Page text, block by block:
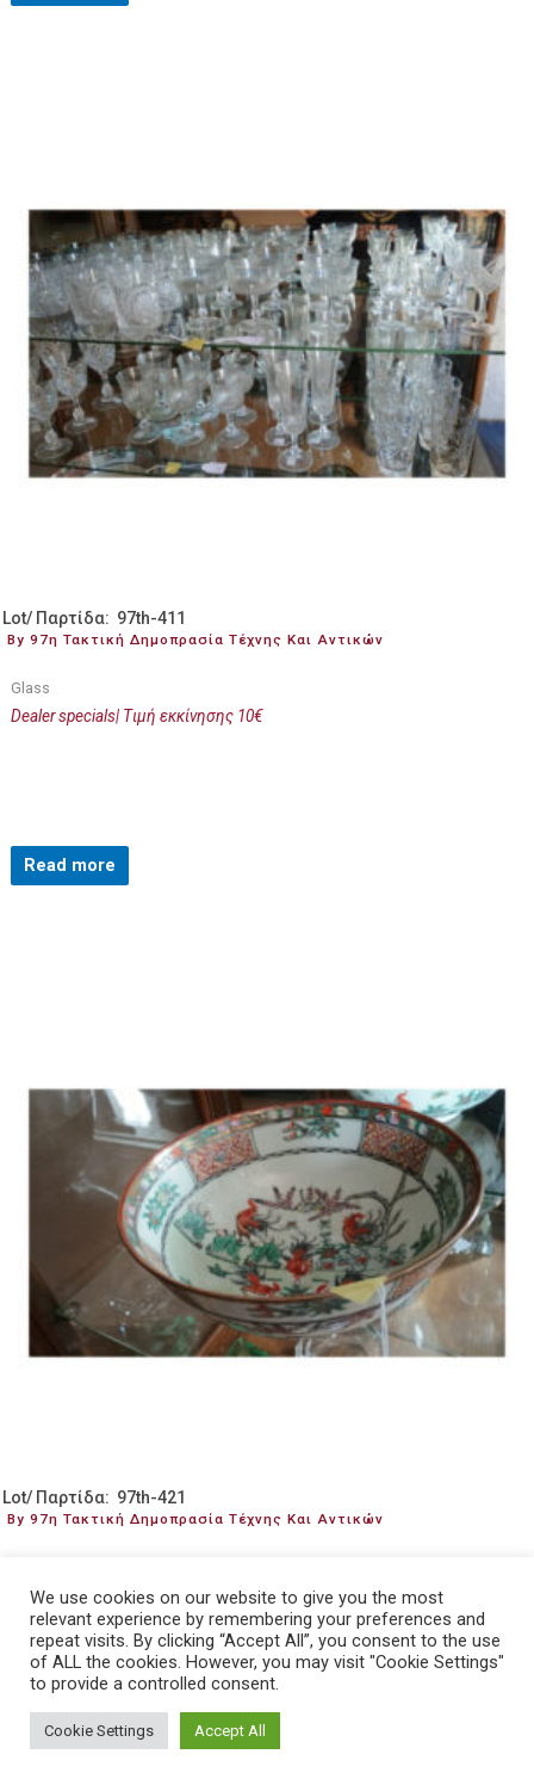
Lot/ Παρτίδα: 97th-411
By 97η Τακτική Δημοπρασία Τέχνης Και Αντικών
Glass
Dealer specials| Tιμή εκκίνησης 10€
Read more
Lot/ Παρτίδα: 97th-421
By 97η Τακτική Δημοπρασία Τέχνης Και Αντικών
Dealer specials| Τιμή εκκίνησης 10€
Read more
We use cookies on our website to give you the most
relevant experience by remembering your preferences and
repeat visits. By clicking “Accept All”, you consent to the use
of ALL the cookies. However, you may visit "Cookie Settings"
to provide a controlled consent.
Cookie Settings Accept All